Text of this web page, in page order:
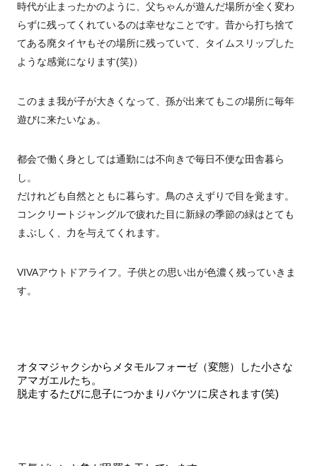
時代が止まったかのように、父ちゃんが遊んだ場所が全く変わ
らずに残ってくれているのは幸せなことです。昔から打ち捨て
てある廃タイヤもその場所に残っていて、タイムスリップした
ような感覚になります(笑)）
このまま我が子が大きくなって、孫が出来てもこの場所に毎年
遊びに来たいなぁ。
都会で働く身としては通勤には不向きで毎日不便な田舎暮ら
し。
だけれども自然とともに暮らす。鳥のさえずりで目を覚ます。
コンクリートジャングルで疲れた目に新緑の季節の緑はとても
まぶしく、力を与えてくれます。
VIVAアウトドアライフ。子供との思い出が色濃く残っていきま
す。
オタマジャクシからメタモルフォーゼ（変態）した小さな
アマガエルたち。
脱走するたびに息子につかまりバケツに戻されます(笑)